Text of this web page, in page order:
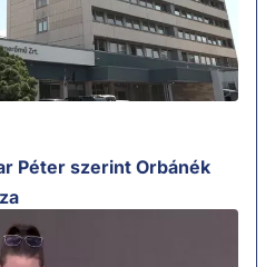
Péter szerint Orbánék